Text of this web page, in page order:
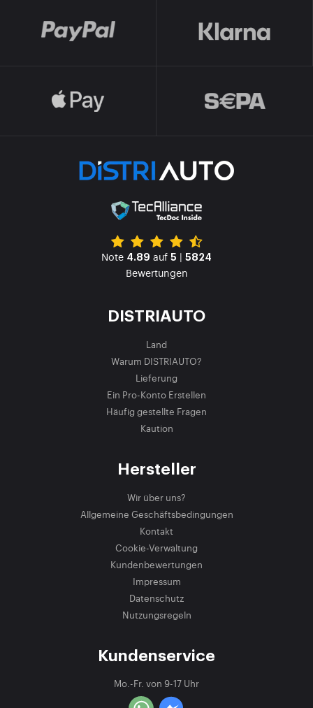
Note 4.89 auf 5 | 5824
Bewertungen
DISTRIAUTO
Land
Warum DISTRIAUTO?
Lieferung
Ein Pro-Konto Erstellen
Häufig gestellte Fragen
Kaution
Hersteller
Wir über uns?
Allgemeine Geschäftsbedingungen
Kontakt
Cookie-Verwaltung
Kundenbewertungen
Impressum
Datenschutz
Nutzungsregeln
Kundenservice
Mo.-Fr. von 9-17 Uhr